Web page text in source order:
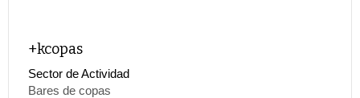
+kcopas
Sector de Actividad
Bares de copas